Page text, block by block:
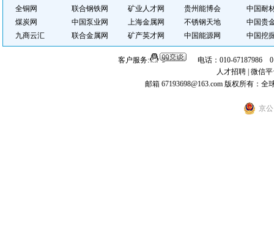
全铜网
联合钢铁网 矿业人才网 贵州能博会
中国耐
煤炭网
中国泵业网 上海金属网 不锈钢天地
中国贵
九商云汇
联合金属网 矿产英才网 中国能源网 中国挖
客户服务:
电话：010-67187986
人才招聘 微信
邮箱 67193698@163.com 版权所有：全
京公